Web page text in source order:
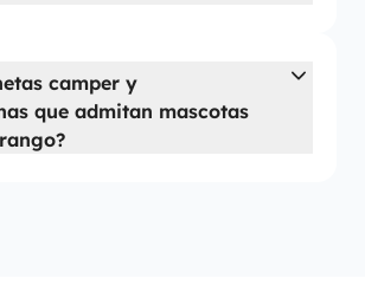
camper y
que admitan mascotas